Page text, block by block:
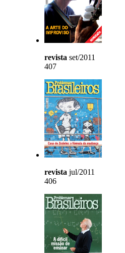
revista set/2011
407
revista jul/2011
406